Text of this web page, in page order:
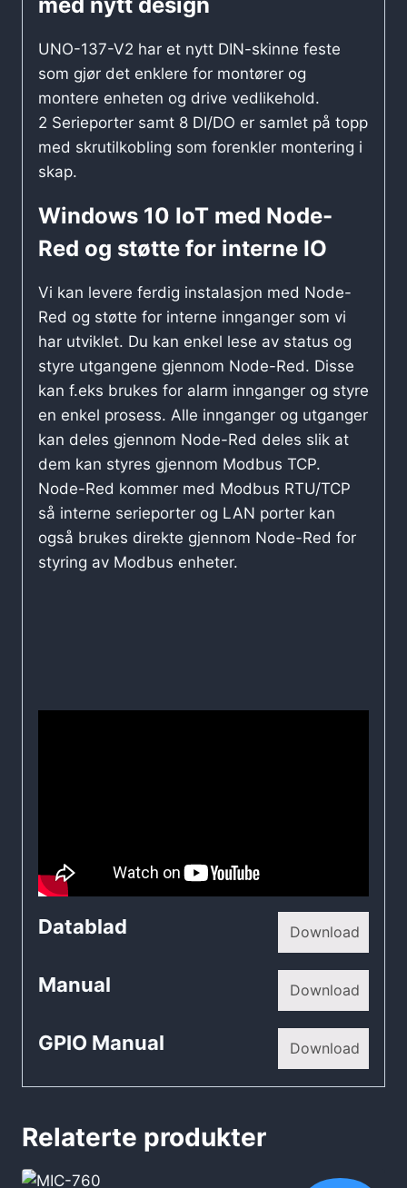
UNO-137-V2 har et nytt DIN-skinne feste
som gjør det enklere for montører og
montere enheten og drive vedlikehold.
2 Serieporter samt 8 DI/DO er samlet på topp
med skrutilkobling som forenkler montering i
skap.
Windows 10 IoT med Node-
Red og støtte for interne IO
Vi kan levere ferdig instalasjon med Node-
Red og støtte for interne innganger som vi
har utviklet. Du kan enkel lese av status og
styre utgangene gjennom Node-Red. Disse
kan f.eks brukes for alarm innganger og styre
en enkel prosess. Alle innganger og utganger
kan deles gjennom Node-Red deles slik at
dem kan styres gjennom Modbus TCP.
Node-Red kommer med Modbus RTU/TCP
så interne serieporter og LAN porter kan
også brukes direkte gjennom Node-Red for
styring av Modbus enheter.
Datablad Download
Manual Download
GPIO Manual Download
Relaterte produkter